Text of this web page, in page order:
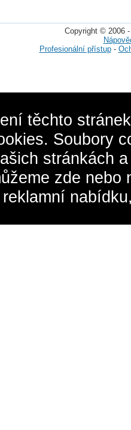
Copyright © 2006
Profesionální přístup-
těchto
Soubory
stránkách
zde